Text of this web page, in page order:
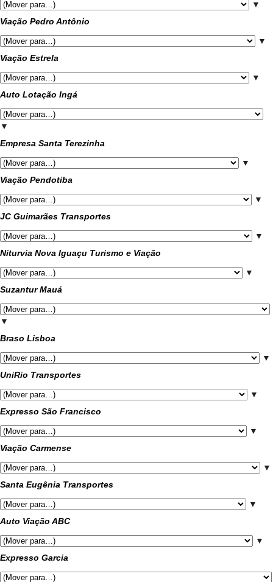
▼
Viação Pedro Antônio
▼
Viação Estrela
▼
Auto Lotação Ingá
▼
Empresa Santa Terezinha
▼
Viação Pendotiba
▼
JC Guimarães Transportes
▼
Niturvia Nova Iguaçu Turismo e Viação
▼
Suzantur Mauá
▼
Braso Lisboa
▼
UniRio Transportes
▼
Expresso São Francisco
▼
Viação Carmense
▼
Santa Eugênia Transportes
▼
Auto Viação ABC
▼
Expresso Garcia